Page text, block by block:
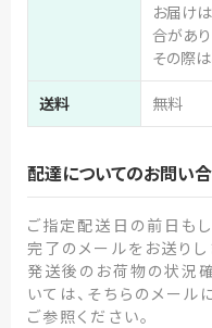
お届け
合があり
その際は
送料 無料
配達についてのお問い
ご指定配送日の前日も
完了のメールをお送りし
発送後のお荷物の状況
いては、そちらのメー
ご参照ください。